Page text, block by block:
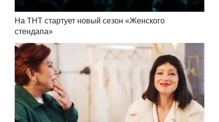
На ТНТ стартует новый сезон «Женского
стендапа»